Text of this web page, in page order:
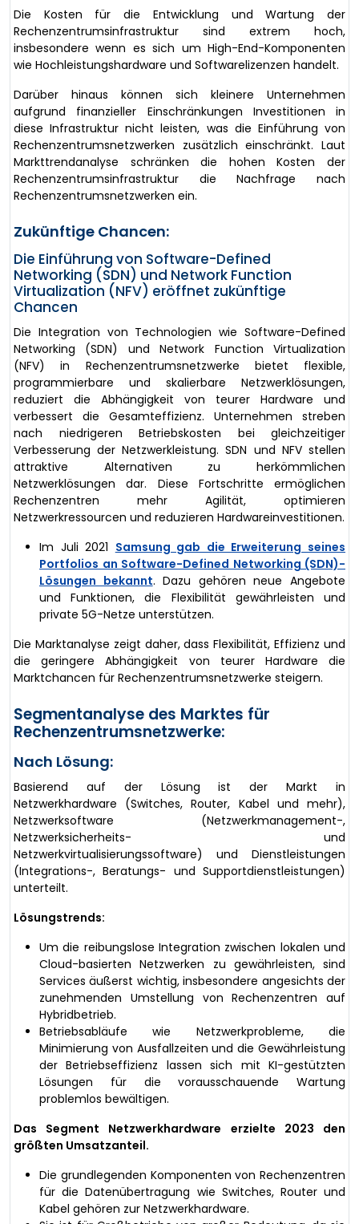
Die Kosten für die Entwicklung und Wartung der
Rechenzentrumsinfrastruktur sind extrem hoch,
insbesondere wenn es sich um High-End-Komponenten
wie Hochleistungshardware und Softwarelizenzen handelt.
Darüber hinaus können sich kleinere Unternehmen
aufgrund finanzieller Einschränkungen Investitionen in
diese Infrastruktur nicht leisten, was die Einführung von
Rechenzentrumsnetzwerken zusätzlich einschränkt. Laut
Markttrendanalyse schränken die hohen Kosten der
Rechenzentrumsinfrastruktur die Nachfrage nach
Rechenzentrumsnetzwerken ein.
Zukünftige Chancen:
Die Einführung von Software-Defined
Networking (SDN) und Network Function
Virtualization (NFV) eröffnet zukünftige
Chancen
Die Integration von Technologien wie Software-Defined
Networking (SDN) und Network Function Virtualization
(NFV) in Rechenzentrumsnetzwerke bietet flexible,
programmierbare und skalierbare Netzwerklösungen,
reduziert die Abhängigkeit von teurer Hardware und
verbessert die Gesamteffizienz. Unternehmen streben
nach niedrigeren Betriebskosten bei gleichzeitiger
Verbesserung der Netzwerkleistung. SDN und NFV stellen
attraktive Alternativen zu herkömmlichen
Netzwerklösungen dar. Diese Fortschritte ermöglichen
Rechenzentren mehr Agilität, optimieren
Netzwerkressourcen und reduzieren Hardwareinvestitionen.
Im Juli 2021 Samsung gab die Erweiterung seines
Portfolios an Software-Defined Networking (SDN)-
Lösungen bekannt. Dazu gehören neue Angebote
und Funktionen, die Flexibilität gewährleisten und
private 5G-Netze unterstützen.
Die Marktanalyse zeigt daher, dass Flexibilität, Effizienz und
die geringere Abhängigkeit von teurer Hardware die
Marktchancen für Rechenzentrumsnetzwerke steigern.
Segmentanalyse des Marktes für
Rechenzentrumsnetzwerke:
Nach Lösung:
Basierend auf der Lösung ist der Markt in
Netzwerkhardware (Switches, Router, Kabel und mehr),
Netzwerksoftware (Netzwerkmanagement-,
Netzwerksicherheits- und
Netzwerkvirtualisierungssoftware) und Dienstleistungen
(Integrations-, Beratungs- und Supportdienstleistungen)
unterteilt.
Lösungstrends:
Um die reibungslose Integration zwischen lokalen und
Cloud-basierten Netzwerken zu gewährleisten, sind
Services äußerst wichtig, insbesondere angesichts der
zunehmenden Umstellung von Rechenzentren auf
Hybridbetrieb.
Betriebsabläufe wie Netzwerkprobleme, die
Minimierung von Ausfallzeiten und die Gewährleistung
der Betriebseffizienz lassen sich mit KI-gestützten
Lösungen für die vorausschauende Wartung
problemlos bewältigen.
Das Segment Netzwerkhardware erzielte 2023 den
größten Umsatzanteil.
Die grundlegenden Komponenten von Rechenzentren
für die Datenübertragung wie Switches, Router und
Kabel gehören zur Netzwerkhardware.